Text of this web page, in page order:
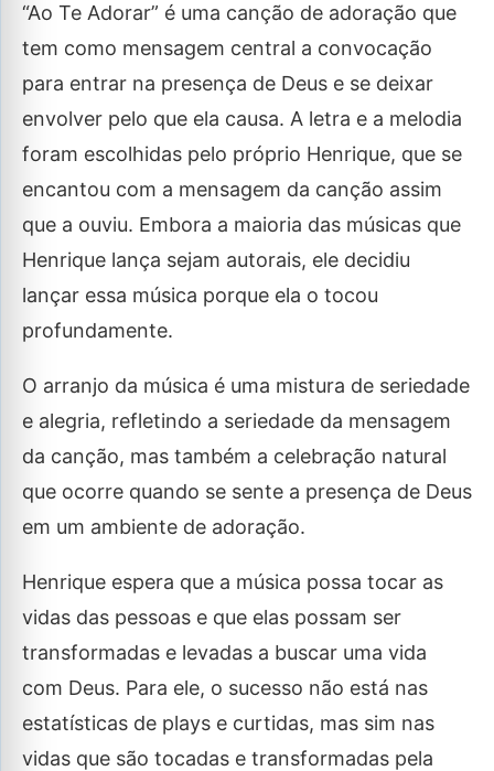
“Ao Te Adorar” é uma canção de adoração que
tem como mensagem central a convocação
para entrar na presença de Deus e se deixar
envolver pelo que ela causa. A letra e a melodia
foram escolhidas pelo próprio Henrique, que se
encantou com a mensagem da canção assim
que a ouviu. Embora a maioria das músicas que
Henrique lança sejam autorais, ele decidiu
lançar essa música porque ela o tocou
profundamente.
O arranjo da música é uma mistura de seriedade
e alegria, refletindo a seriedade da mensagem
da canção, mas também a celebração natural
que ocorre quando se sente a presença de Deus
em um ambiente de adoração.
Henrique espera que a música possa tocar as
vidas das pessoas e que elas possam ser
transformadas e levadas a buscar uma vida
com Deus. Para ele, o sucesso não está nas
estatísticas de plays e curtidas, mas sim nas
vidas que são tocadas e transformadas pela